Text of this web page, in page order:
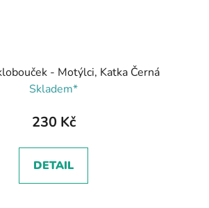
- Motýlci, Katka Černá
Skladem*
230 Kč
DETAIL